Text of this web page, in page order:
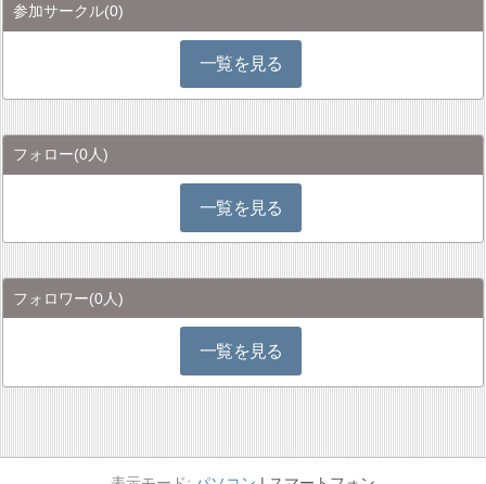
参加サークル(0)
一覧を見る
フォロー(0人)
一覧を見る
フォロワー(0人)
一覧を見る